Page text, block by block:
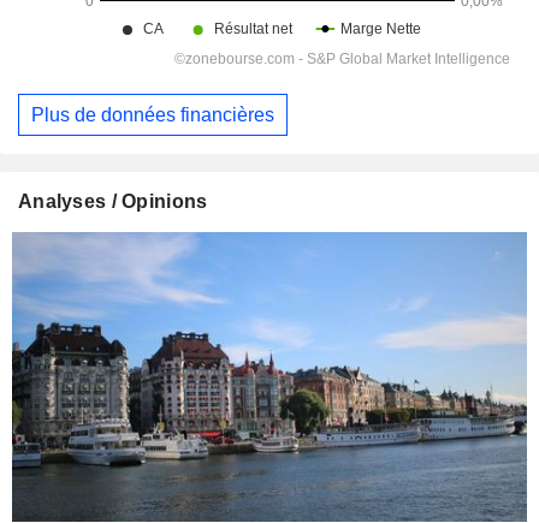
Plus de données financières
Analyses / Opinions